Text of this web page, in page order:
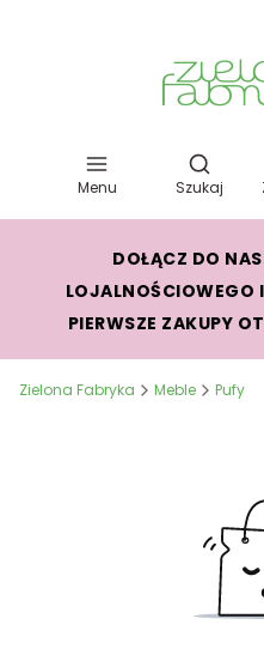
Menu
Otwórz
Szukaj
DOŁĄCZ DO
LOJALNOŚCIOWEGO I
PIERWSZE ZAKUPY
Zielona Fabryka Meble Pufy